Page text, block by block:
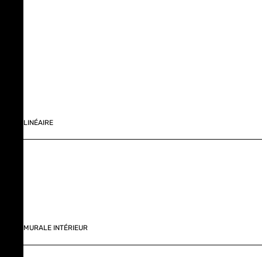
LINÉAIRE
MURALE INTÉRIEUR